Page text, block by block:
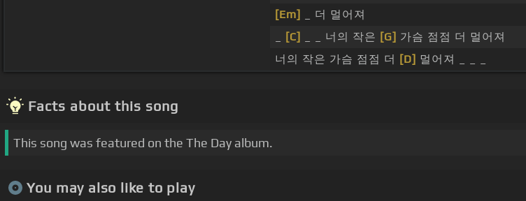
[Em]
_ 더 멀어져
[C] _ _ 너의 작은 [G] 가슴 점점 더 멀어져
너의 작은 가슴 점점 더
[D] 멀어져 _ _ _
Facts about this song
This song was featured on the The Day album.
You may also like to play